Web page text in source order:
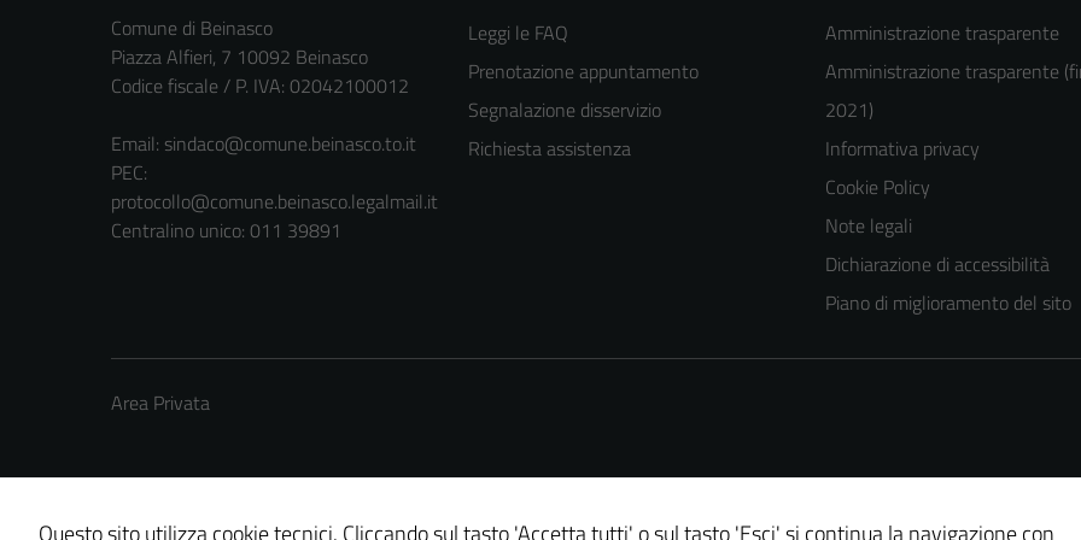
Comune di Beinasco
Piazza Alfieri, 7 10092 Beinasco
Codice fiscale / P. IVA: 02042100012
Email: sindaco@comune.beinasco.to.it
PEC:
protocollo@comune.beinasco.legalmail.it
Centralino unico: 011 39891
Leggi le FAQ
Prenotazione appuntamento
Segnalazione disservizio
Richiesta assistenza
Amministrazione trasparente
Amministrazione trasparente
2021)
Informativa privacy
Cookie Policy
Note legali
Dichiarazione di accessibilità
Piano di miglioramento del sito
Area Privata
Questo sito utilizza cookie tecnici. Cliccando sul tasto 'Accetta tutti' o sul tasto 'Esci' si continua la navigazione con